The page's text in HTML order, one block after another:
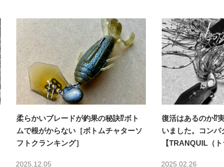
柔らかいブレードが釣果の秘訣⁉ボト
ムで根がからない［ボトムチャターソ
フトクランキング］
2025.12.05
復活はあるのか⁉︎
いました。コンパ
【TRANQUIL（ト
2025.02.26